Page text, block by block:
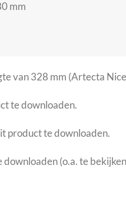
mm
van 328 mm (Artecta
te downloaden.
product te downloaden.
(o.a. te